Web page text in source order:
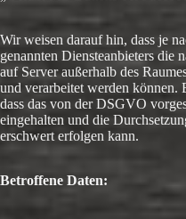
Wir weisen darauf hin, dass je
genannten Diensteanbieters die
auf Server außerhalb des
und verarbeitet werden können.
dass das von der DSGVO
eingehalten und die
erschwert erfolgen kann.
Betroffene Daten: